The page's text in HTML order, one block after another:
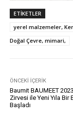
ETIKETLER
yerel malzemeler,
Doğal Çevre, mimari,
ÖNCEKI İÇERIK
Baumit BAUMEET
Zirvesi ile Yeni Yıla Bir
Başladı